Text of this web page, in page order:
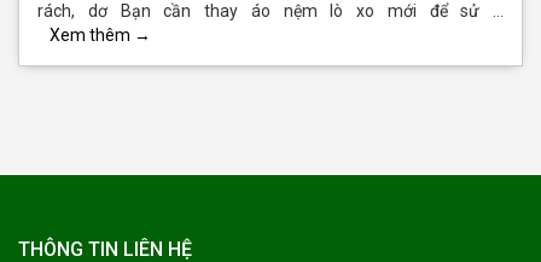
rách, dơ Bạn cần thay áo nệm lò xo mới để sử …
Xem thêm →
THÔNG TIN LIÊN HỆ